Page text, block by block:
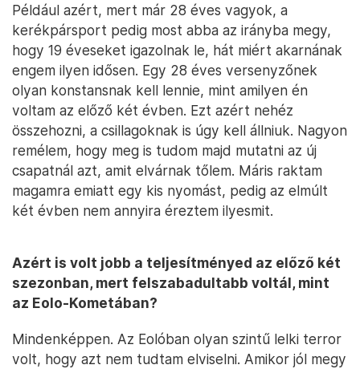
Például azért, mert már 28 éves vagyok, a
kerékpársport pedig most abba az irányba megy,
hogy 19 éveseket igazolnak le, hát miért akarnának
engem ilyen idősen. Egy 28 éves versenyzőnek
olyan konstansnak kell lennie, mint amilyen én
voltam az előző két évben. Ezt azért nehéz
összehozni, a csillagoknak is úgy kell állniuk. Nagyon
remélem, hogy meg is tudom majd mutatni az új
csapatnál azt, amit elvárnak tőlem. Máris raktam
magamra emiatt egy kis nyomást, pedig az elmúlt
két évben nem annyira éreztem ilyesmit.
Azért is volt jobb a teljesítményed az előző két
szezonban, mert felszabadultabb voltál, mint
az Eolo-Kometában?
Mindenképpen. Az Eolóban olyan szintű lelki terror
volt, hogy azt nem tudtam elviselni. Amikor jól megy